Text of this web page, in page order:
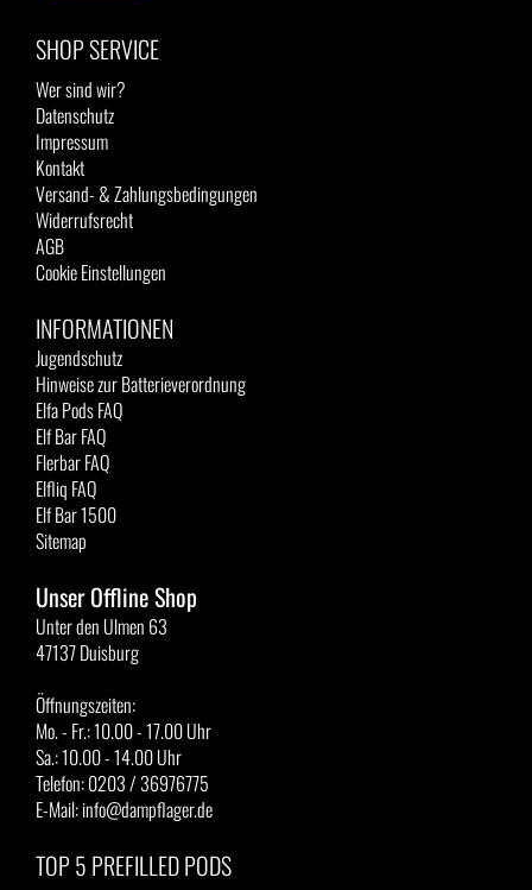
SHOP SERVICE
Wer sind wir?
Datenschutz
Impressum
Kontakt
Versand- & Zahlungsbedingungen
Widerrufsrecht
AGB
Cookie Einstellungen
INFORMATIONEN
Jugendschutz
Hinweise zur Batterieverordnung
Elfa Pods FAQ
Elf Bar FAQ
Flerbar FAQ
Elfliq FAQ
Elf Bar 1500
Sitemap
Unser Offline Shop
Unter den Ulmen 63
47137 Duisburg
Öffnungszeiten:
Mo. - Fr.: 10.00 - 17.00 Uhr
Sa.: 10.00 - 14.00 Uhr
Telefon: 0203 / 36976775
E-Mail: info@dampflager.de
TOP 5 PREFILLED PODS